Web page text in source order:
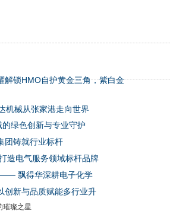
解锁HMO自护黄金三角，紫白金
机械从张家港走向世界
绿色创新与专业守护
团铸就行业标杆
造电气服务领域标杆品牌
飘得华深耕电子化学
创新与品质赋能多行业升
璀璨之星